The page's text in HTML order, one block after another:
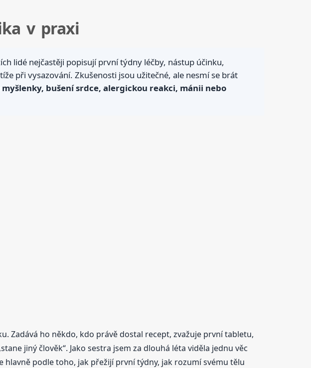
v praxi
lidé nejčastěji popisují první týdny léčby, nástup účinku,
při vysazování. Zkušenosti jsou užitečné, ale nesmí se brát
bušení srdce, alergickou reakci, mánii nebo
Zadává ho někdo, kdo právě dostal recept, zvažuje první tabletu,
jiný člověk“. Jako sestra jsem za dlouhá léta viděla jednu věc
podle toho, jak přežijí první týdny, jak rozumí svému tělu